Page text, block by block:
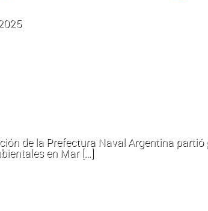
de la Prefectura Naval Argentina
en Mar […]